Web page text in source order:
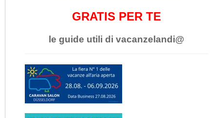
GRATIS PER TE
le guide utili di vacanzelandi@